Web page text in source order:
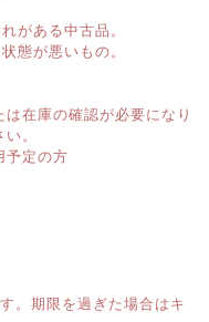
がある中古品。
態が悪いもの。
在庫の確認が必要になり
。
予定の方
。期限を過ぎた場合はキ